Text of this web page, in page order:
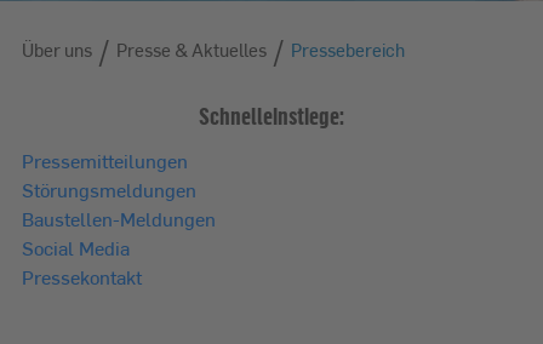
Über uns
Über uns / Presse & Aktuelles / Pressebereich
Schnelleinstiege:
Pressemitteilungen
Störungsmeldungen
Baustellen-Meldungen
Social Media
Pressekontakt